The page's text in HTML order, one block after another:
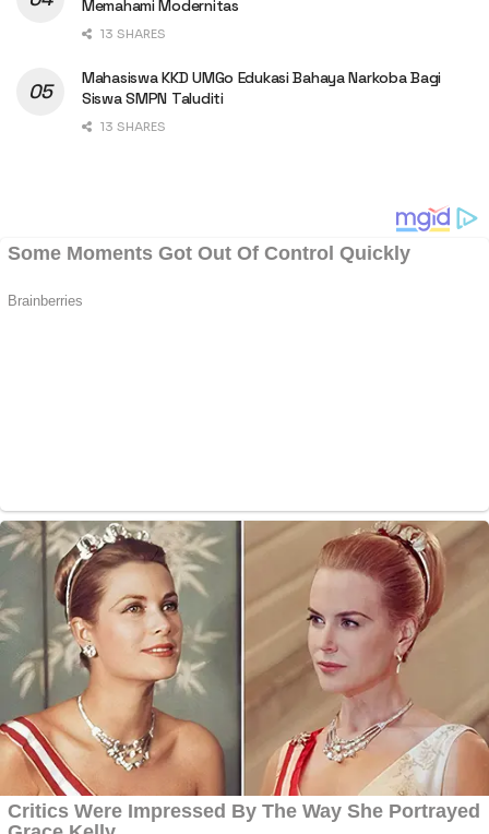
Memahami Modernitas
13 SHARES
Mahasiswa KKD UMGo Edukasi Bahaya Narkoba Bagi
Siswa SMPN Taluditi
13 SHARES